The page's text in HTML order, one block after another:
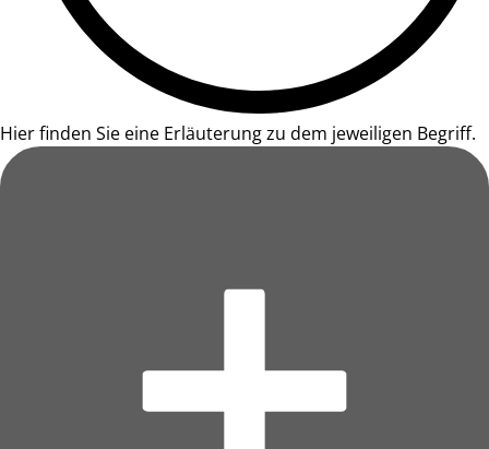
Hier finden Sie eine Erläuterung zu dem jeweiligen Begriff.